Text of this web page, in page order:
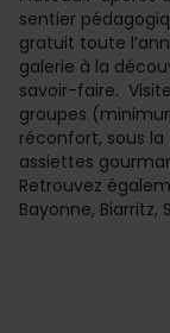
sentier
gratuit toute
galerie à la
savoir-faire.
groupes
réconfort, sous
assiettes
Retrouvez
Bayonne,